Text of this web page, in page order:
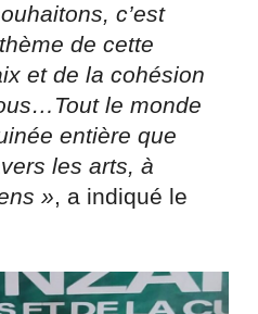
c’est
de cette
et de la cohésion
le monde
entière que
les arts, à
», a indiqué le